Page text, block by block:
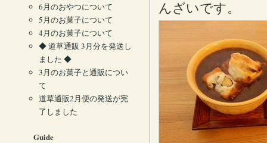
んざいです。
6月のおやつについて
5月のお菓子について
4月のお菓子について
◆ 道草通販 3月分を発送し
ました ◆
3月のお菓子と通販につい
て
道草通販2月便の発送が完
了しました
Guide